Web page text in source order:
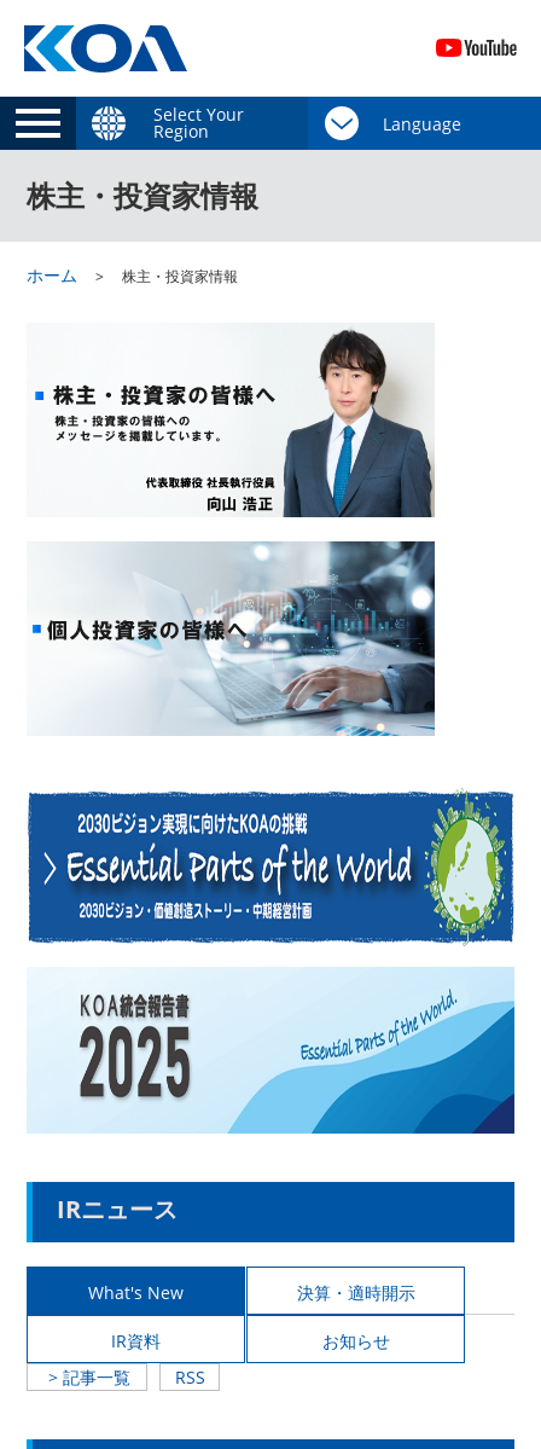
Select Your
Region
株主・投資家情報
ホーム 株主・投資家情報
IRニュース
What's New 決算・適時開示
IR資料
お知らせ
> 記事一覧
RSS